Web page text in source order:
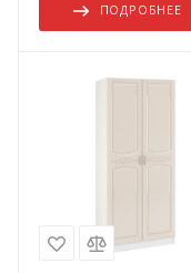
ПОДРОБНЕЕ